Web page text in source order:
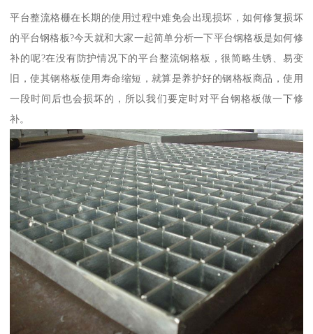
平台整流格栅在长期的使用过程中难免会出现损坏，如何修复损坏
的平台钢格板?今天就和大家一起简单分析一下平台钢格板是如何修
补的呢?在没有防护情况下的平台整流钢格板，很简略生锈、易变
旧，使其钢格板使用寿命缩短，就算是养护好的钢格板商品，使用
一段时间后也会损坏的，所以我们要定时对平台钢格板做一下修
补。